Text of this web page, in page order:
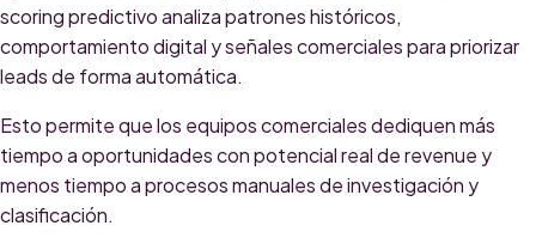
scoring predictivo analiza patrones históricos,
comportamiento digital y señales comerciales para priorizar
leads de forma automática.
Esto permite que los equipos comerciales dediquen más
tiempo a oportunidades con potencial real de revenue y
menos tiempo a procesos manuales de investigación y
clasificación.